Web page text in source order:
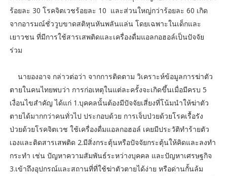
ร้อยละ 30 โรคจิตเวชร้อยละ 10 และส่วนใหญ่กว่าร้อยละ 60 เกิด
จากอารมณ์ชั่ววูบขาดสติหุนหันพลันแล่น โดยเฉพาะในเด็กและ
เยาวชน ที่มีการใช้สารเสพติดและเครื่องดื่มแอลกอฮอล์เป็นปัจจัย
ร่วม
นายองอาจ กล่าวต่อว่า จากการติดตาม วิเคราะห์ข้อมูลการฆ่าตัว
ตายในคนไทยพบว่า การก่อเหตุในแต่ละครั้งจะเกิดขึ้นเมื่อมีครบ 5
เงื่อนไขสำคัญ ได้แก่ 1.บุคคลนั้นต้องมีปัจจัยเสี่ยงที่โน้มนําให้ฆ่าตัว
ตายได้มากกว่าคนทั่วไป ประกอบด้วย การเจ็บป่วยด้วยโรคเรื้อรัง
ป่วยด้วยโรคจิตเวช ใช้เครื่องดื่มแอลกอฮอล์ เคยมีประวัติทำร้ายตัว
เองและติดสารเสพติด 2.มีสิ่งกระตุ้นหรือปัจจัยกระตุ้นให้คิดและลงทำ
กระทำ เช่น ปัญหาความสัมพันธ์ระหว่างบุคคล และปัญหาเศรษฐกิจ
3.เข้าถึงอุปกรณ์และสถานที่ที่ใช้ฆ่าตัวตายได้ง่าย หรือด่านกั้นล้ม